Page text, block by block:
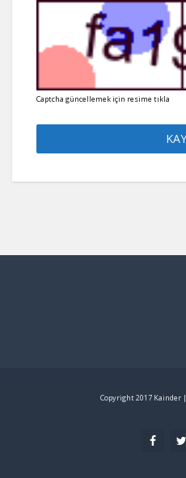
Captcha güncellemek için resime tıkla
Copyright 2017 Kainder |